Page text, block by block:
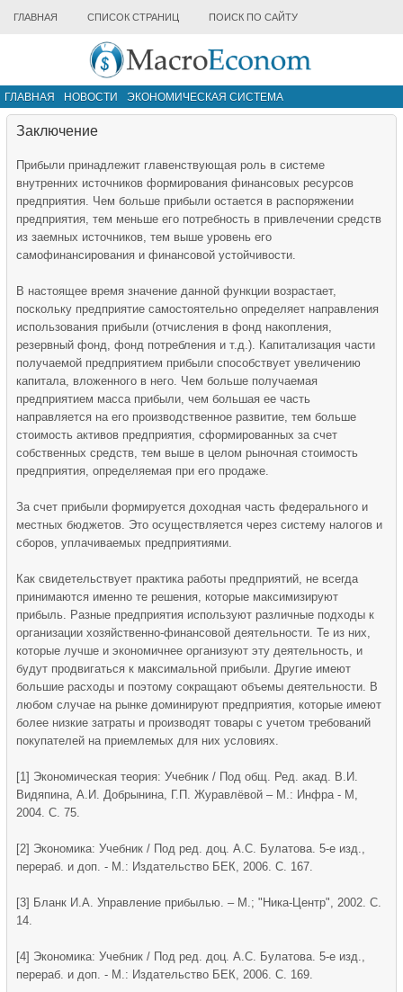
ГЛАВНАЯ СПИСОК СТРАНИЦ ПОИСК ПО САЙТУ
ГЛАВНАЯ НОВОСТИ
ЭКОНОМИЧЕСКАЯ СИСТЕМА
ИНФРАСТРУКТУРА РЫНКА
Заключение
Прибыли принадлежит главенствующая роль в системе
внутренних источников формирования финансовых ресурсов
предприятия. Чем больше прибыли остается в распоряжении
предприятия, тем меньше его потребность в привлечении средств
из заемных источников, тем выше уровень его
самофинансирования и финансовой устойчивости.
В настоящее время значение данной функции возрастает,
поскольку предприятие самостоятельно определяет направления
использования прибыли (отчисления в фонд накопления,
резервный фонд, фонд потребления и т.д.). Капитализация части
получаемой предприятием прибыли способствует увеличению
капитала, вложенного в него. Чем больше получаемая
предприятием масса прибыли, чем большая ее часть
направляется на его производственное развитие, тем больше
стоимость активов предприятия, сформированных за счет
собственных средств, тем выше в целом рыночная стоимость
предприятия, определяемая при его продаже.
За счет прибыли формируется доходная часть федерального и
местных бюджетов. Это осуществляется через систему налогов и
сборов, уплачиваемых предприятиями.
Как свидетельствует практика работы предприятий, не всегда
принимаются именно те решения, которые максимизируют
прибыль. Разные предприятия используют различные подходы к
организации хозяйственно-финансовой деятельности. Те из них,
которые лучше и экономичнее организуют эту деятельность, и
будут продвигаться к максимальной прибыли. Другие имеют
большие расходы и поэтому сокращают объемы деятельности. В
любом случае на рынке доминируют предприятия, которые имеют
более низкие затраты и производят товары с учетом требований
покупателей на приемлемых для них условиях.
[1] Экономическая теория: Учебник / Под общ. Ред. акад. В.И.
Видяпина, А.И. Добрынина, Г.П. Журавлёвой – М.: Инфра - М,
2004. С. 75.
[2] Экономика: Учебник / Под ред. доц. А.С. Булатова. 5-е изд.,
перераб. и доп. - М.: Издательство БЕК, 2006. С. 167.
[3] Бланк И.А. Управление прибылью. – М.; "Ника-Центр", 2002. С.
14.
[4] Экономика: Учебник / Под ред. доц. А.С. Булатова. 5-е изд.,
перераб. и доп. - М.: Издательство БЕК, 2006. С. 169.